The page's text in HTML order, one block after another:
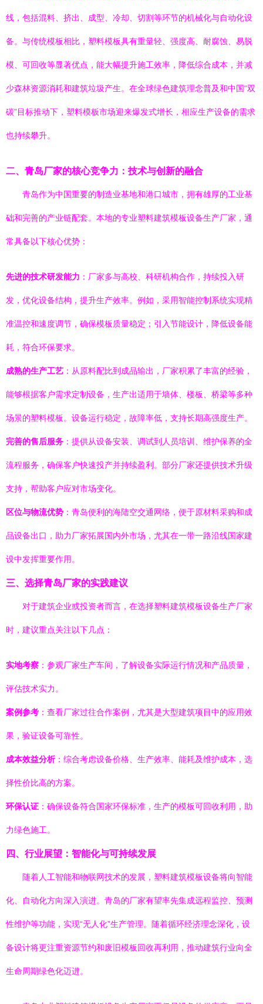
线，包括混料、挤出、成型、冷却、切割等环节的机械化与自动化设
备。与传统模板相比，塑料模板具有重量轻、强度高、耐腐蚀、易脱
模、可回收等显著优点，能大幅提升施工效率，降低综合成本，并减
少森林资源消耗和建筑垃圾产生。在全球绿色建筑理念普及和中国“双
碳”目标推动下，塑料模板市场迎来爆发式增长，相应生产设备的需求
也持续攀升。
二、青岛厂家的核心竞争力：技术与创新的融合
青岛作为中国重要的制造业基地和港口城市，拥有雄厚的工业基
础和完善的产业链配套。本地的专业塑料建筑模板设备生产厂家，通
常具备以下核心优势：
先进的技术研发能力 ：厂家多与高校、科研机构合作，持续投入研
发，优化设备结构，提升生产效率。例如，采用智能控制系统实现精
准温控和速度调节，确保模板质量稳定；引入节能设计，降低设备能
耗，符合环保要求。
成熟的生产工艺 ：从原料配比到成品输出，厂家积累了丰富的经验，
能够根据客户需求定制设备，生产出适用于墙体、楼板、桥梁等多种
场景的塑料模板。设备运行稳定，故障率低，支持长期高强度生产。
完善的售后服务 ：提供从设备安装、调试到人员培训、维护保养的全
流程服务，确保客户快速投产并持续盈利。部分厂家还提供技术升级
支持，帮助客户应对市场变化。
区位与物流优势 ：青岛便利的海陆空交通网络，便于原材料采购和成
品设备出口，助力厂家拓展国内外市场，尤其在一带一路沿线国家建
设中发挥重要作用。
三、选择青岛厂家的实践建议
对于建筑企业或投资者而言，在选择塑料建筑模板设备生产厂家
时，建议重点关注以下几点：
实地考察 ：参观厂家生产车间，了解设备实际运行情况和产品质量，
评估技术实力。
案例参考 ：查看厂家过往合作案例，尤其是大型建筑项目中的应用效
果，验证设备可靠性。
成本效益分析：综合考虑设备价格、生产效率、能耗及维护成本，选
择性价比高的方案。
环保认证 ：确保设备符合国家环保标准，生产的模板可回收利用，助
力绿色施工。
四、行业展望：智能化与可持续发展
随着人工智能和物联网技术的发展，塑料建筑模板设备将向智能
化、自动化方向深入演进。青岛的厂家有望率先集成远程监控、预测
性维护等功能，实现“无人化”生产管理。随着循环经济理念深化，设
备设计将更注重资源节约和废旧模板回收再利用，推动建筑行业向全
生命周期绿色化迈进。